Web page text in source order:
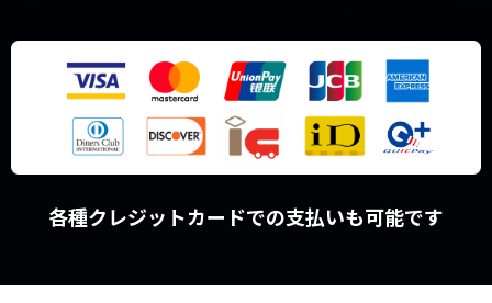
各種クレジットカードでの支払いも可能です